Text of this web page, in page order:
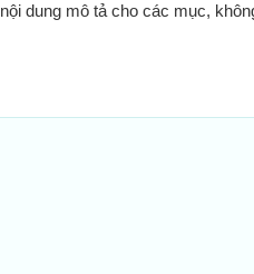
dung mô tả cho các mục,